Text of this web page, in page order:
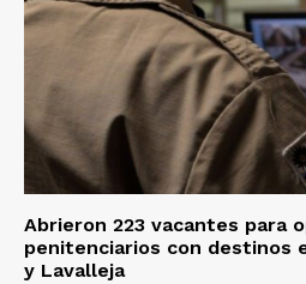
Abrieron 223 vacantes para
penitenciarios con destinos
y Lavalleja